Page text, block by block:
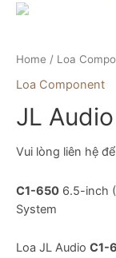
Home / Loa
Loa Component
JL
Vui lòng liên hệ
C1-650 6.5-inch
System
Loa JL Audio C1-